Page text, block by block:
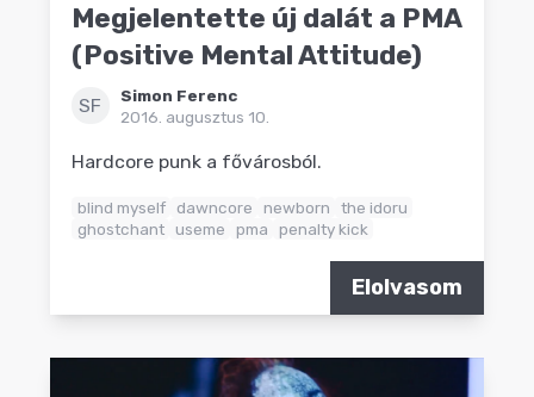
Megjelentette új dalát a PMA
(Positive Mental Attitude)
SF
Simon Ferenc
2016. augusztus 10.
Hardcore punk a fővárosból.
blind myself dawncore newborn
the idoru
ghostchant useme pma penalty kick
Elolvasom